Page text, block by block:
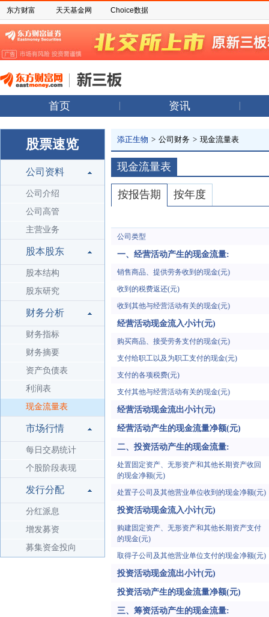
东方财富 天天基金网 Choice数据
首页 资讯
股票速览
公司资料
公司介绍
公司高管
主营业务
股本股东
股本结构
股东研究
财务分析
财务指标
财务摘要
资产负债表
利润表
现金流量表
市场行情
每日交易统计
个股阶段表现
发行分配
分红派息
增发募资
募集资金投向
添正生物 > 公司财务 > 现金流量表
现金流量表
按报告期 按年度
公司类型
一、经营活动产生的现金流量:
销售商品、提供劳务收到的现金(元)
收到的税费返还(元)
收到其他与经营活动有关的现金(元)
经营活动现金流入小计(元)
购买商品、接受劳务支付的现金(元)
支付给职工以及为职工支付的现金(元)
支付的各项税费(元)
支付其他与经营活动有关的现金(元)
经营活动现金流出小计(元)
经营活动产生的现金流量净额(元)
二、投资活动产生的现金流量:
处置固定资产、无形资产和其他长期资产收回
的现金净额(元)
处置子公司及其他营业单位收到的现金净额(元)
投资活动现金流入小计(元)
购建固定资产、无形资产和其他长期资产支付
的现金(元)
取得子公司及其他营业单位支付的现金净额(元)
投资活动现金流出小计(元)
投资活动产生的现金流量净额(元)
三、筹资活动产生的现金流量: